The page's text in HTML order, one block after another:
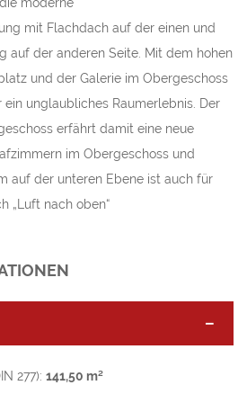
mit Flachdach auf der einen und
auf der anderen Seite. Mit dem hohen
und der Galerie im Obergeschoss
ein unglaubliches Raumerlebnis. Der
erfährt damit eine neue
im Obergeschoss und
auf der unteren Ebene ist auch für
„Luft nach oben“
277): 141,50 m²